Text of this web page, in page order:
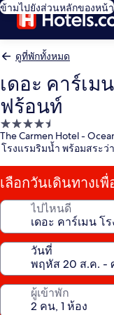
ข้ามไปยังส่วนหลักของหน้า
ดูที่พักทั้งหมด
เดอะ คาร์เม
ฟร้อนท์
ที่พัก
4.5
The Carmen Hotel -
โรงแรมริมน้ำ พร้อมสระว่
เลือกวันเดินทางเ
ไปไหนดี
วันที่
ผู้เข้าพัก